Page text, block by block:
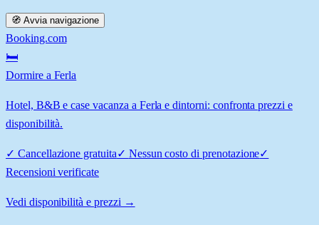
🧭 Avvia navigazione
Booking.com
🛏️
Dormire a Ferla
Hotel, B&B e case vacanza a Ferla e dintorni: confronta prezzi e
disponibilità.
✓ Cancellazione gratuita✓ Nessun costo di prenotazione✓
Recensioni verificate
Vedi disponibilità e prezzi →